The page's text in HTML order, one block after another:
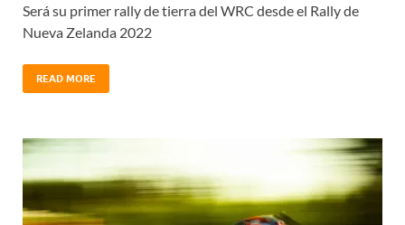
Será su primer rally de tierra del WRC desde el Rally de
Nueva Zelanda 2022
READ MORE